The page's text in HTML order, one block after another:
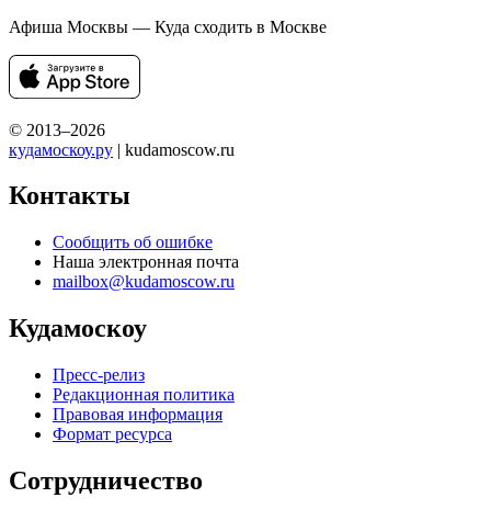
Афиша Москвы — Куда сходить в Москве
© 2013–2026
кудамоскоу.ру | kudamoscow.ru
Контакты
Сообщить об ошибке
Наша электронная почта
mailbox@kudamoscow.ru
Кудамоскоу
Пресс-релиз
Редакционная политика
Правовая информация
Формат ресурса
Сотрудничество